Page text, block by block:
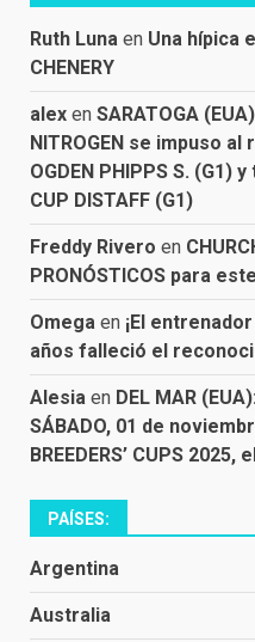
Ruth Luna en Una hípica
CHENERY
alex en SARATOGA
NITROGEN se impuso
OGDEN PHIPPS S. (G1)
CUP DISTAFF (G1)
Freddy Rivero en
PRONÓSTICOS para
Omega en ¡El
años falleció el
Alesia en DEL MAR
SÁBADO, 01 de
BREEDERS’ CUPS
PAÍSES:
Argentina
Australia